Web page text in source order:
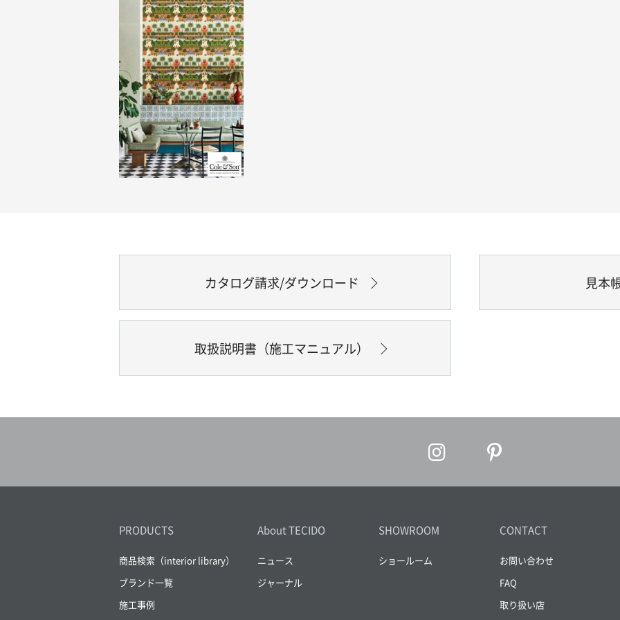
カタログ請求/ダウンロード 見本
取扱説明書（施工マニュアル）
PRODUCTS
商品検索（interior library）
ブランド一覧
施工事例
About TECIDO
ニュース
ジャーナル
SHOWROOM
ショールーム
CONTACT
お問い合わせ
FAQ
取り扱い店